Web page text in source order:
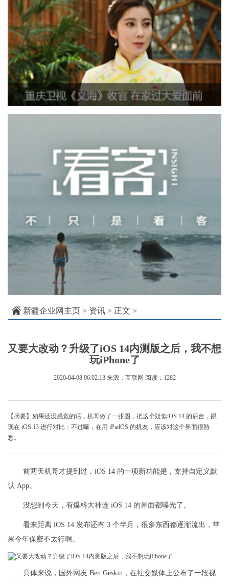
新疆企业网主页 > 资讯 > 正文 >
又要大改动？升级了iOS 14内测版之后，我不想
玩iPhone了
2020-04-08 06:02:13 来源：互联网 阅读：1282
【摘要】如果还没感觉的话，机哥做了一张图，把这个疑似iOS 14 的后台，跟
现在 iOS 13 进行对比：不过嘛，在用 iPadOS 的机友，应该对这个界面很熟
悉。
前两天机哥才提到过，iOS 14 的一项新功能是，支持自定义默
认 App。
没想到今天，有爆料大神连 iOS 14 的界面都曝光了。
看来距离 iOS 14 发布还有 3 个半月，很多东西都逐渐流出，苹
果今年保密不太行啊。
具体来说，国外网友 Ben Geskin，在社交媒体上公布了一段视